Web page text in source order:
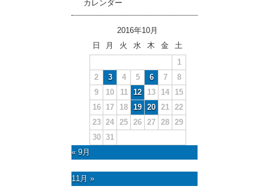
カレンダー
2016年10月
日
月 火 水 木 金
土
1
2
3 4 5 6 7
8
9
10 11 12 13 14
15
16
17 18 19 20 21
22
23 24 25 26 27 28 29
30 31
« 9月
11月 »